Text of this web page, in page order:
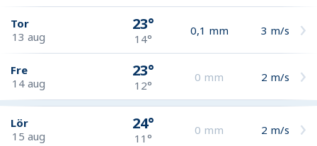
Tor
13 aug
23°
14°
0,1 mm 3 m/s
Fre
14 aug
23°
12°
0 mm 2 m/s
Lör
15 aug
24°
11°
0 mm 2 m/s